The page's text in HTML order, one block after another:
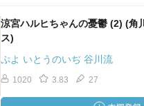
涼宮ハルヒちゃんの憂鬱 (2) (角
ス)
ぷよ いとうのいぢ 谷川流
1020 3.83 27